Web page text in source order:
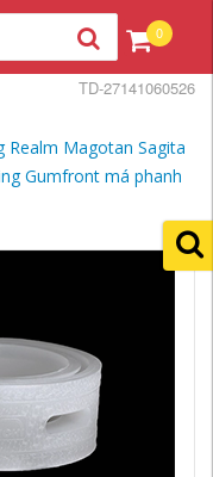
0
Realm Magotan Sagita
Gumfront má phanh
TD-27141060526